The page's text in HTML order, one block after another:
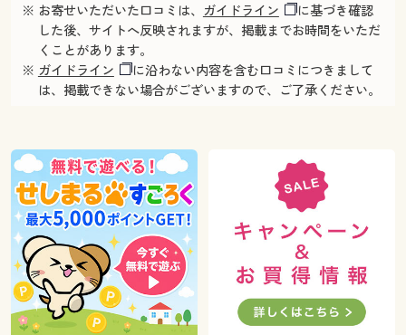
※ お寄せいただいた口コミは、 ガイドライン
に基づき確認
した後、サイトへ反映されますが、掲載までお時間をいただ
くことがあります。
※ ガイドライン
に沿わない内容を含む口コミにつきまして
は、掲載できない場合がございますので、ご了承ください。